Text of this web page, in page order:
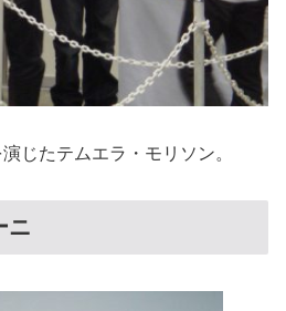
じたテムエラ・モリソン。
ニ